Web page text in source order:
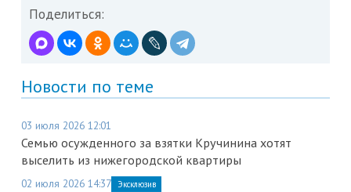
Поделиться:
Новости по теме
03 июля 2026 12:01
Семью осужденного за взятки Кручинина хотят
выселить из нижегородской квартиры
02 июля 2026 14:37 Эксклюзив